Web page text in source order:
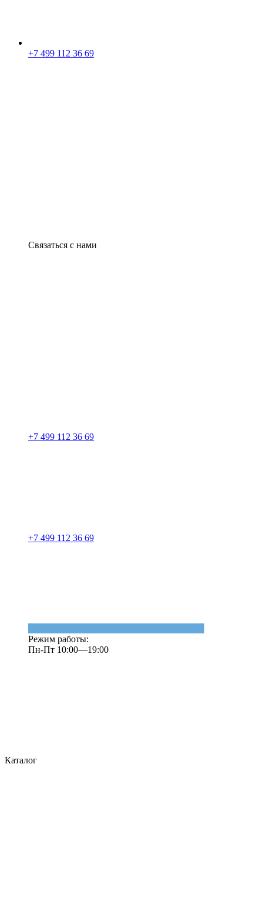
+7 499 112 36 69
Связаться с нами
+7 499 112 36 69
+7 499 112 36 69
Режим работы:
Пн-Пт 10:00—19:00
Каталог